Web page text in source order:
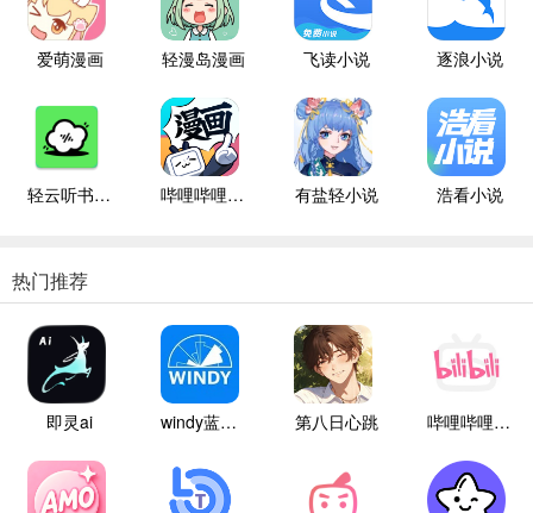
爱萌漫画 轻漫岛漫画 飞读小说 逐浪小说
轻云听书纯净版 哔哩哔哩漫画 有盐轻小说 浩看小说
热门推荐
即灵ai windy蓝色气象 第八日心跳 哔哩哔哩白色版